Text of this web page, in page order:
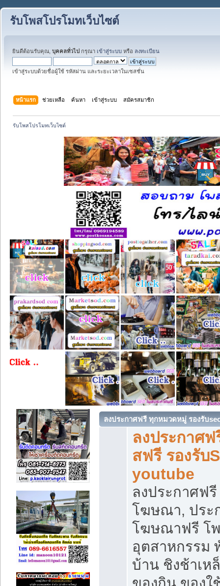
รับโพสโปรโมทเว็บไซต์
ยินดีต้อนรับคุณ, บุคคลทั่วไป กรุณา เข้าสู่ระบบ หรือ ลงทะเบียน
เข้าสู่ระบบด้วยชื่อผู้ใช้ รหัสผ่าน และระยะเวลาในเซสชั่น
หน้าแรก ช่วยเหลือ ค้นหา เข้าสู่ระบบ สมัครสมาชิก
รับโพสโปรโมทเว็บไซต์
ลงประกาศฟรี ทุกหมวดหมู่ รองรับ
ลงประกาศ
สฟรี รองรับ
youtube
ลงประกาศฟ
โฆษณา, ประ
โฆษณาฟรี โ
อุตสาหกรรม
บ้าน ชิงช้าเห